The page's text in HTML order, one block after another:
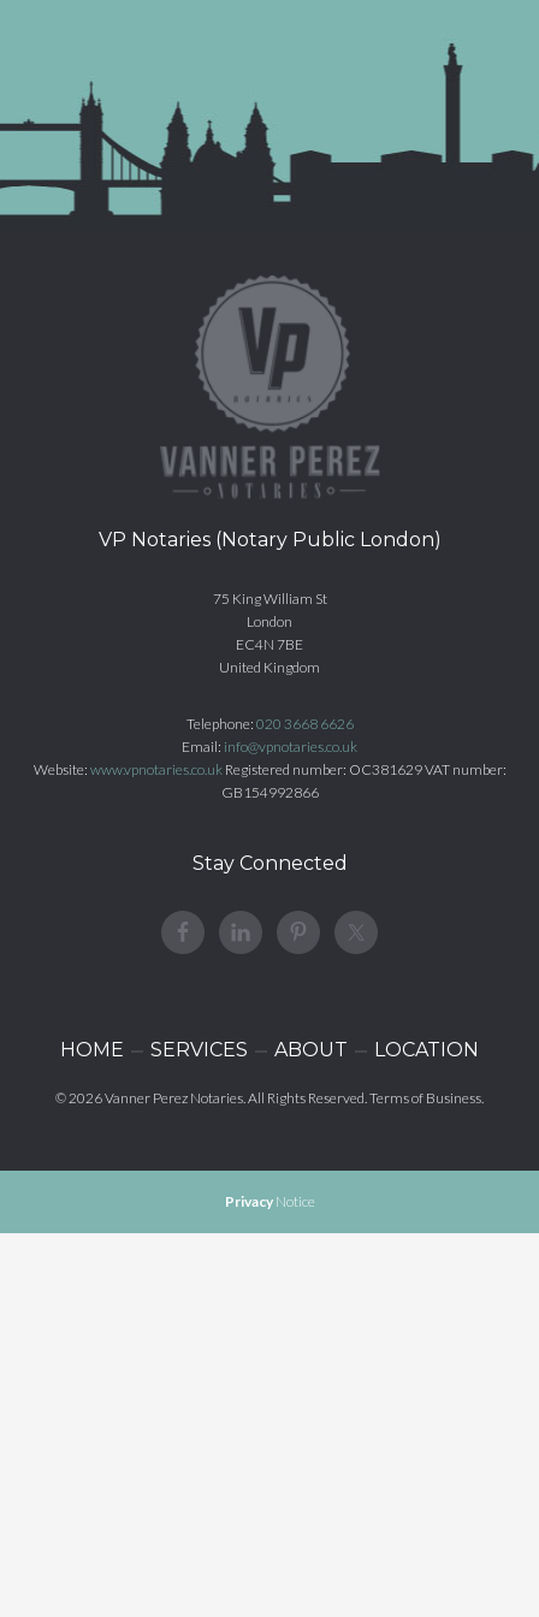
VP Notaries (Notary Public London)
75 King William St
London
EC4N 7BE
United Kingdom
Telephone: 020 3668 6626
Email: info@vpnotaries.co.uk
Website: www.vpnotaries.co.ukRegistered number: OC381629 VAT number:
GB154992866
Stay Connected
HOME SERVICES ABOUT LOCATION
© 2026Vanner Perez Notaries. All Rights Reserved.Terms of Business.
PrivacyNotice